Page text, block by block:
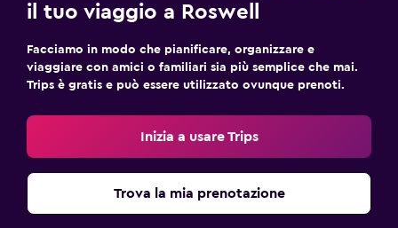
il tuo viaggio a Roswell
Facciamo in modo che pianificare, organizzare e
viaggiare con amici o familiari sia più semplice che mai.
Trips è gratis e può essere utilizzato ovunque prenoti.
Inizia a usare Trips
Trova la mia prenotazione